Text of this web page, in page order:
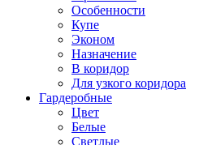
Особенности
Купе
Эконом
Назначение
В коридор
Для узкого коридора
Гардеробные
Цвет
Белые
Светлые